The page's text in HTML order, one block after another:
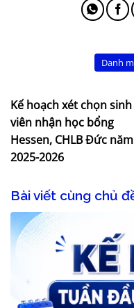
Danh
Kế hoạch xét chọn sinh
viên nhận học bổng
Hessen, CHLB Đức
2025-2026
Bài viết cùng chủ